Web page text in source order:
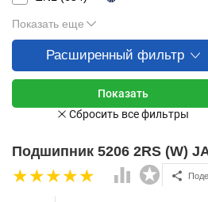
Показать еще
Расширенный фильтр
Подшипник 5206 2RS (W)